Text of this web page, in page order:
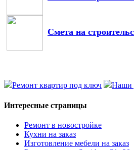
Смета на
Ремонт квартир под ключ Наши
Интересные страницы
Ремонт в новостройке
Кухни на заказ
Изготовление мебели на заказ